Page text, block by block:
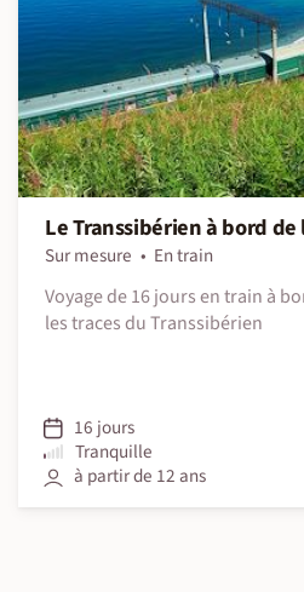
Le Transsibérien à bord de
Sur mesure
En train
Voyage de 16 jours en train à
les traces du Transsibérien
16 jours
Tranquille
à partir de 12 ans